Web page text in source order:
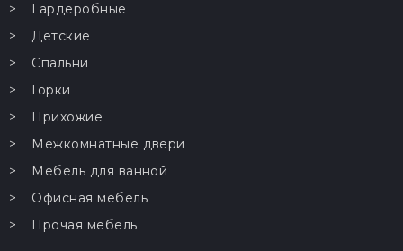
Гардеробные
Детские
Спальни
Горки
Прихожие
Межкомнатные двери
Мебель для ванной
Офисная мебель
Прочая мебель